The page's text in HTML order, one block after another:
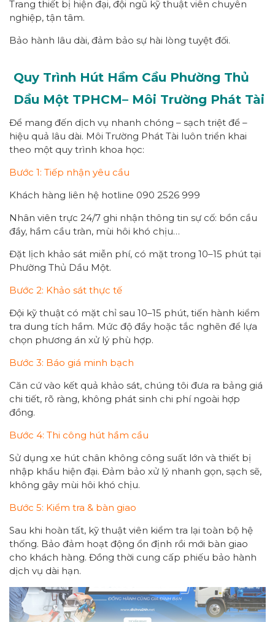
Trang thiết bị hiện đại, đội ngũ kỹ thuật viên chuyên
nghiệp, tận tâm.
Bảo hành lâu dài, đảm bảo sự hài lòng tuyệt đối.
Quy Trình Hút Hầm Cầu Phường Thủ
Dầu Một TPHCM– Môi Trường Phát Tài
Để mang đến dịch vụ nhanh chóng – sạch triệt để –
hiệu quả lâu dài. Môi Trường Phát Tài luôn triển khai
theo một quy trình khoa học:
Bước 1: Tiếp nhận yêu cầu
Khách hàng liên hệ hotline 090 2526 999
Nhân viên trực 24/7 ghi nhận thông tin sự cố: bồn cầu
đầy, hầm cầu tràn, mùi hôi khó chịu…
Đặt lịch khảo sát miễn phí, có mặt trong 10–15 phút tại
Phường Thủ Dầu Một.
Bước 2: Khảo sát thực tế
Đội kỹ thuật có mặt chỉ sau 10–15 phút, tiến hành kiểm
tra dung tích hầm. Mức độ đầy hoặc tắc nghẽn để lựa
chọn phương án xử lý phù hợp.
Bước 3: Báo giá minh bạch
Căn cứ vào kết quả khảo sát, chúng tôi đưa ra bảng giá
chi tiết, rõ ràng, không phát sinh chi phí ngoài hợp
đồng.
Bước 4: Thi công hút hầm cầu
Sử dụng xe hút chân không công suất lớn và thiết bị
nhập khẩu hiện đại. Đảm bảo xử lý nhanh gọn, sạch sẽ,
không gây mùi hôi khó chịu.
Bước 5: Kiểm tra & bàn giao
Sau khi hoàn tất, kỹ thuật viên kiểm tra lại toàn bộ hệ
thống. Bảo đảm hoạt động ổn định rồi mới bàn giao
cho khách hàng. Đồng thời cung cấp phiếu bảo hành
dịch vụ dài hạn.